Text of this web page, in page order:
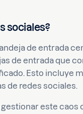
sociales?
de entrada
de entrada que
Esto incluye
de redes sociales.
este caos